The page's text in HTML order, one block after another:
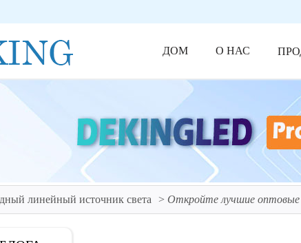
ДОМ О НАС
линейный источник света Откройте лучшие оптовые